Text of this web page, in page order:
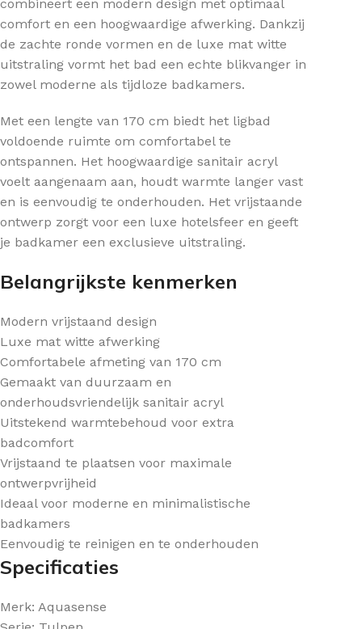
combineert een modern design met optimaal
comfort en een hoogwaardige afwerking. Dankzij
de zachte ronde vormen en de luxe mat witte
uitstraling vormt het bad een echte blikvanger in
zowel moderne als tijdloze badkamers.
Met een lengte van 170 cm biedt het ligbad
voldoende ruimte om comfortabel te
ontspannen. Het hoogwaardige sanitair acryl
voelt aangenaam aan, houdt warmte langer vast
en is eenvoudig te onderhouden. Het vrijstaande
ontwerp zorgt voor een luxe hotelsfeer en geeft
je badkamer een exclusieve uitstraling.
Belangrijkste kenmerken
Modern vrijstaand design
Luxe mat witte afwerking
Comfortabele afmeting van 170 cm
Gemaakt van duurzaam en
onderhoudsvriendelijk sanitair acryl
Uitstekend warmtebehoud voor extra
badcomfort
Vrijstaand te plaatsen voor maximale
ontwerpvrijheid
Ideaal voor moderne en minimalistische
badkamers
Eenvoudig te reinigen en te onderhouden
Specificaties
Merk: Aquasense